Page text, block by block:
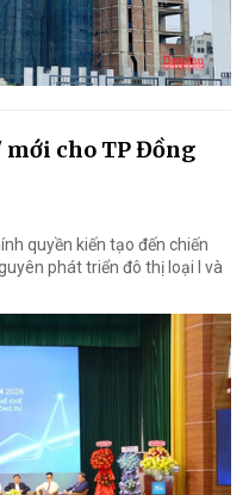
cho TP Đồng
quyền kiến tạo đến chiến
phát triển đô thị loại I và